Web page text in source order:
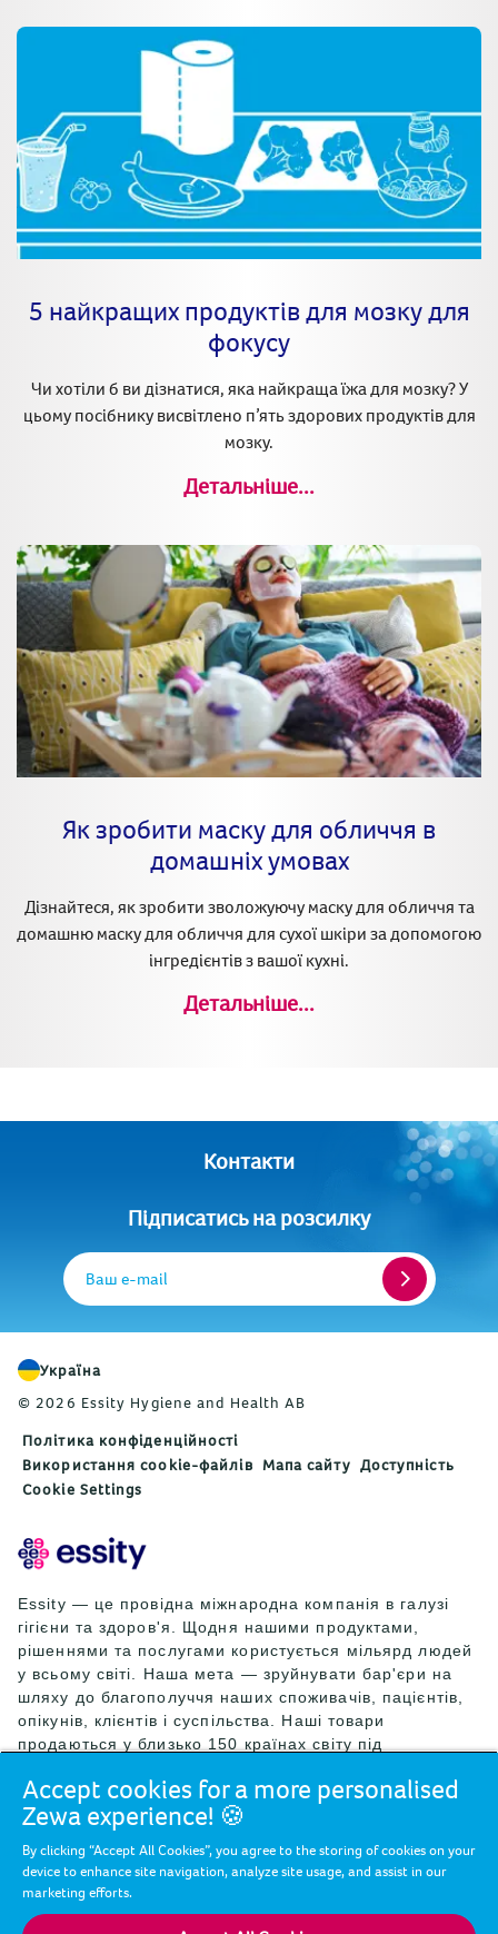
5 найкращих продуктів для мозку для
фокусу
Чи хотіли б ви дізнатися, яка найкраща їжа для мозку? У
цьому посібнику висвітлено п’ять здорових продуктів для
мозку.
Детальніше...
Як зробити маску для обличчя в
домашніх умовах
Дізнайтеся, як зробити зволожуючу маску для обличчя та
домашню маску для обличчя для сухої шкіри за допомогою
інгредієнтів з вашої кухні.
Детальніше...
Контакти
Підписатись на розсилку
Ваш e-mail
Україна
© 2026 Essity Hygiene and Health AB
Політика конфіденційності
Використання cookie-файлів Мапа сайту Доступність
Cookie Settings
Essity — це провідна міжнародна компанія в галузі
гігієни та здоров'я. Щодня нашими продуктами,
рішеннями та послугами користується мільярд людей
у всьому світі. Наша мета — зруйнувати бар'єри на
шляху до благополуччя наших споживачів, пацієнтів,
опікунів, клієнтів і суспільства. Наші товари
продаються у близько 150 країнах світу під
також під іншими відомими брендами, як-от Actimove,
Cutimed, JOBST, Knix, Leukoplast, Libero, Libresse,
і Zewa. У 2024 році чистий обсяг продажів Essity
склав близько 146 млрд шведських крон (13 млрд
Accept cookies for a more personalised
Zewa experience! 🍪
By clicking “Accept All Cookies”, you agree to the storing of cookies on your
device to enhance site navigation, analyze site usage, and assist in our
marketing efforts.